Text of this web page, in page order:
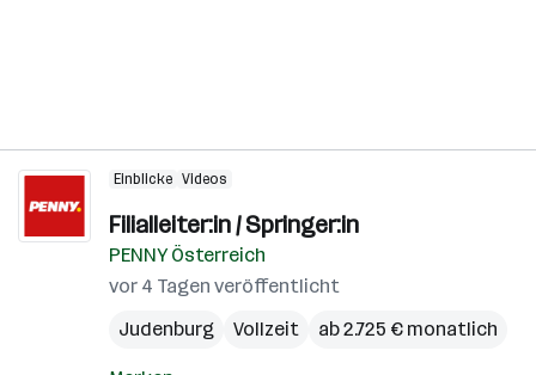
Einblicke Videos
Filialleiter:in / Springer:in
PENNY Österreich
vor 4 Tagen veröffentlicht
Judenburg
Vollzeit ab 2.725 € monatlich